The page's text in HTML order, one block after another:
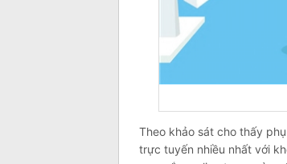
Theo khảo sát cho thấy
trực tuyến nhiều nhất với